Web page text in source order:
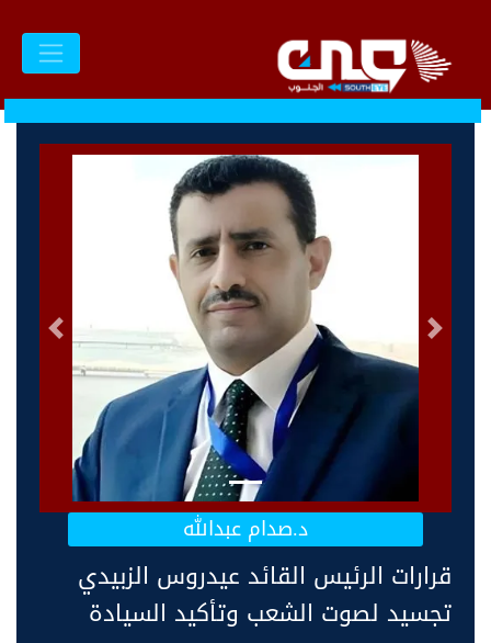
التالى السابق
د.صدام عبدالله
قرارات الرئيس القائد عيدروس الزبيدي
تجسيد لصوت الشعب وتأكيد السيادة